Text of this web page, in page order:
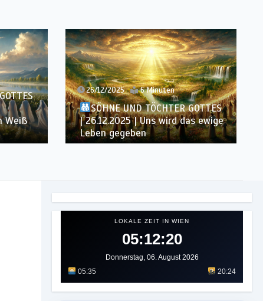
Weiß
26/12/2025 6 Minuten
SÖHNE UND TÖCHTER GOTTES
| 26.12.2025 | Uns wird das ewige
Leben gegeben
LOKALE ZEIT IN WIEN
05:12:22
Donnerstag, 06. August 2026
05:35
20:24